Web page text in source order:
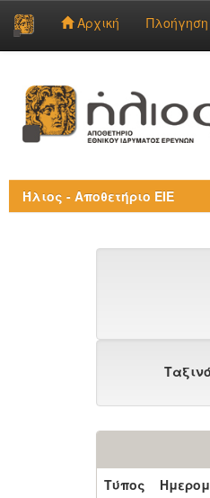
navigation
Αρχική Πλοήγηση
Ήλιος - Αποθετήριο ΕΙΕ
Τύπος